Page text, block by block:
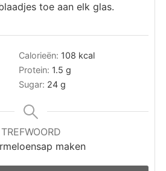
toe aan elk glas.
Calorieën: 108 kcal
Protein: 1.5 g
Sugar: 24 g
TREFWOORD
maken